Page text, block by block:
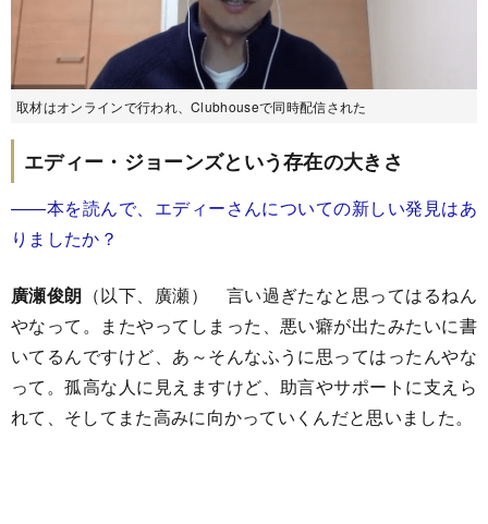
取材はオンラインで行われ、Clubhouseで同時配信された
エディー・ジョーンズという存在の大きさ
――本を読んで、エディーさんについての新しい発見はあ
りましたか？
廣瀬俊朗 （以下、廣瀬） 言い過ぎたなと思ってはるねん
やなって。またやってしまった、悪い癖が出たみたいに書
いてるんですけど、あ～そんなふうに思ってはったんやな
って。孤高な人に見えますけど、助言やサポートに支えら
れて、そしてまた高みに向かっていくんだと思いました。